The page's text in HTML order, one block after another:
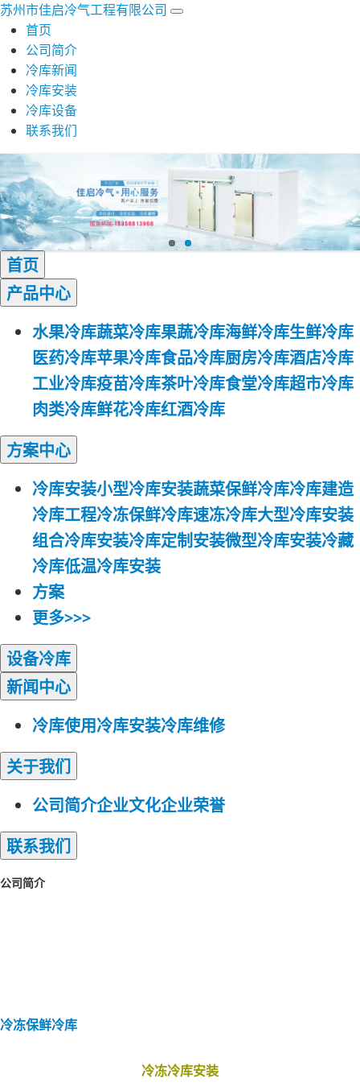
苏州市佳启冷气工程有限公司
首页
公司简介
冷库新闻
冷库安装
冷库设备
联系我们
首页
产品中心
水果冷库蔬菜冷库果蔬冷库海鲜冷库生鲜冷库
医药冷库苹果冷库食品冷库厨房冷库酒店冷库
工业冷库疫苗冷库茶叶冷库食堂冷库超市冷库
肉类冷库鲜花冷库红酒冷库
方案中心
冷库安装小型冷库安装蔬菜保鲜冷库冷库建造
冷库工程冷冻保鲜冷库速冻冷库大型冷库安装
组合冷库安装冷库定制安装微型冷库安装冷藏
冷库低温冷库安装
方案
更多>>>
设备冷库
新闻中心
冷库使用冷库安装冷库维修
关于我们
公司简介企业文化企业荣誉
联系我们
公司简介
冷冻保鲜冷库
冷冻冷库安装